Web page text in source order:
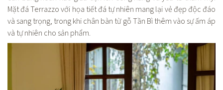
Mặt đá Terrazzo với họa tiết đá tự nhiên mang lại vẻ đẹp độc đáo
và sang trọng, trong khi chân bàn từ gỗ Tần Bì thêm vào sự ấm áp
và tự nhiên cho sản phẩm.